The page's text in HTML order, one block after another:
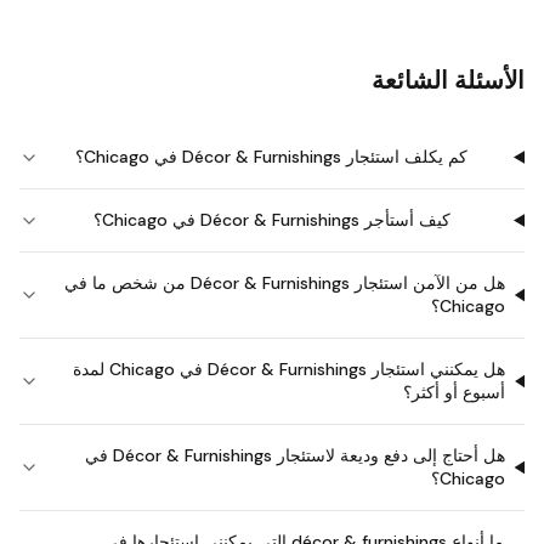
الأسئلة الشائعة
كم يكلف استئجار Décor & Furnishings في Chicago؟
كيف أستأجر Décor & Furnishings في Chicago؟
هل من الآمن استئجار Décor & Furnishings من شخص ما في
Chicago؟
هل يمكنني استئجار Décor & Furnishings في Chicago لمدة
أسبوع أو أكثر؟
هل أحتاج إلى دفع وديعة لاستئجار Décor & Furnishings في
Chicago؟